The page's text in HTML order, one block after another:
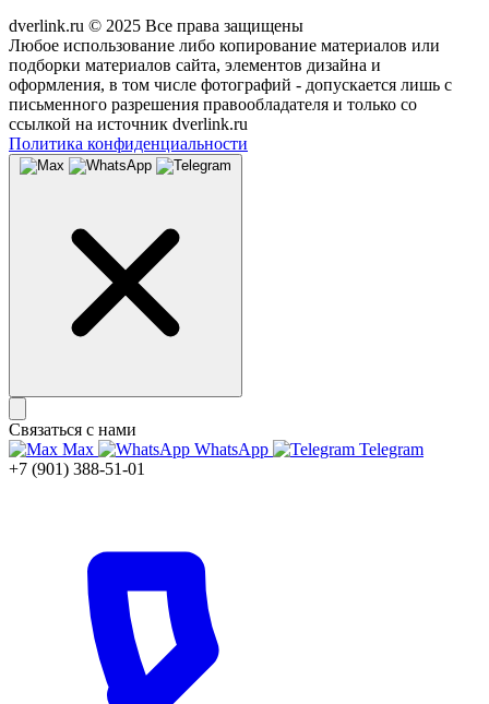
dverlink.ru © 2025 Все права защищены
Любое использование либо копирование материалов или
подборки материалов сайта, элементов дизайна и
оформления, в том числе фотографий - допускается лишь с
письменного разрешения правообладателя и только со
ссылкой на источник dverlink.ru
Политика конфиденциальности
Связаться с нами
Max
WhatsApp
Telegram
+7 (901) 388-51-01